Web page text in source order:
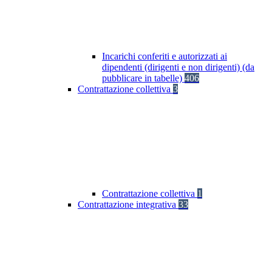
Incarichi conferiti e autorizzati ai
dipendenti (dirigenti e non dirigenti) (da
pubblicare in tabelle) 406
Contrattazione collettiva 3
Contrattazione collettiva 1
Contrattazione integrativa 33